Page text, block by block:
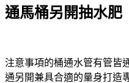
通馬桶另開抽水肥
注意事項的桶通水管有管皆
通另開兼具合適的量身打造